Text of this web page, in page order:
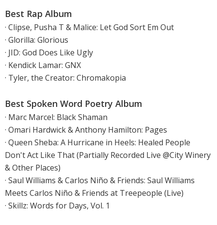
Best Rap Album
· Clipse, Pusha T & Malice: Let God Sort Em Out
· Glorilla: Glorious
· JID: God Does Like Ugly
· Kendick Lamar: GNX
· Tyler, the Creator: Chromakopia
Best Spoken Word Poetry Album
· Marc Marcel: Black Shaman
· Omari Hardwick & Anthony Hamilton: Pages
· Queen Sheba: A Hurricane in Heels: Healed People
Don't Act Like That (Partially Recorded Live @City Winery
& Other Places)
· Saul Williams & Carlos Niño & Friends: Saul Williams
Meets Carlos Niño & Friends at Treepeople (Live)
· Skillz: Words for Days, Vol. 1